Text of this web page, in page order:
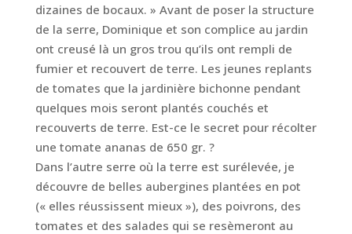
dizaines de bocaux. » Avant de poser la structure
de la serre, Dominique et son complice au jardin
ont creusé là un gros trou qu’ils ont rempli de
fumier et recouvert de terre. Les jeunes replants
de tomates que la jardinière bichonne pendant
quelques mois seront plantés couchés et
recouverts de terre. Est-ce le secret pour récolter
une tomate ananas de 650 gr. ?
Dans l’autre serre où la terre est surélevée, je
découvre de belles aubergines plantées en pot
(« elles réussissent mieux »), des poivrons, des
tomates et des salades qui se resèmeront au